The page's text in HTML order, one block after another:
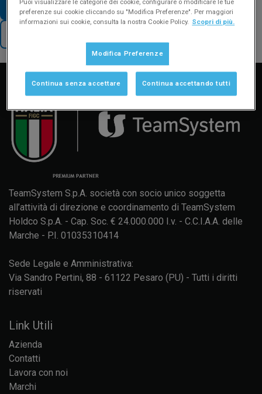
VAI AD ALTRE FAQ SUL TEMA
Formazione Aggiornamenti
TeamSystem S.p.A. società con socio unico soggetta
all’attività di direzione e coordinamento di TeamSystem
Holdco S.p.A. - Cap. Soc. € 24.000.000 I.v. - C.C.I.A.A. delle
Marche - P.I. 01035310414
Sede Legale e Amministrativa:
Via Sandro Pertini, 88 - 61122 Pesaro (PU) - Tutti i diritti
riservati
Link Utili
Azienda
Contatti
Lavora con noi
Marchi
Puoi visualizzare le categorie dei cookie, configurare o modificare le tue
preferenze sui cookie cliccando su "Modifica Preferenze". Per maggiori
informazioni sui cookie, consulta la nostra Cookie Policy. Scopri di più.
Modifica Preferenze
Continua senza accettare Continua accettando tutti